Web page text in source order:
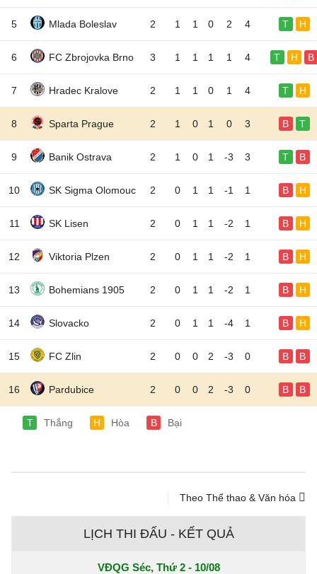
5 Mlada Boleslav 2 1 1 0 2 4 T H
6 FC Zbrojovka Brno 3 1 1 1 1 4 T H B
7 Hradec Kralove 2 1 1 0 1 4 T H
8 Sparta Prague 2 1 0 1 0 3 B T
9 Banik Ostrava 2 1 0 1 -3 3 T B
10 SK Sigma Olomouc 2 0 1 1 -1 1 B H
11 SK Lisen 2 0 1 1 -2 1 B H
12 Viktoria Plzen 2 0 1 1 -2 1 B H
13 Bohemians 1905 2 0 1 1 -2 1 B H
14 Slovacko 2 0 1 1 -4 1 B H
15 FC Zlin 2 0 0 2 -3 0 B B
16 Pardubice 2 0 0 2 -3 0 B B
T Thắng H Hòa B Bại
Theo Thể thao & Văn hóa
LỊCH THI ĐẤU - KẾT QUẢ
VĐQG Séc, Thứ 2 - 10/08